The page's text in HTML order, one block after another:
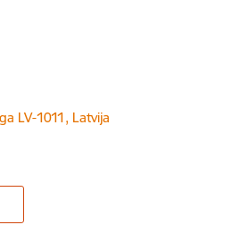
LV-1011, Latvija